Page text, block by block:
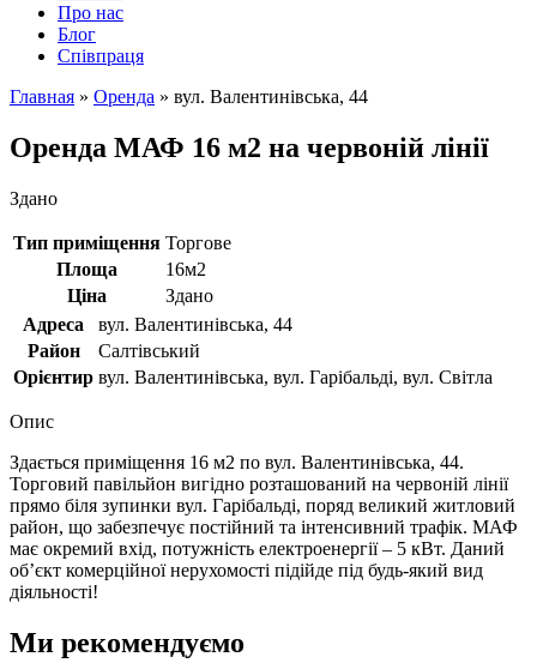
Про нас
Блог
Співпраця
Главная » Оренда » вул. Валентинівська, 44
Оренда МАФ 16 м2 на червоній лінії
Здано
Тип приміщення Торгове
Площа
16м2
Ціна
Здано
Адреса
вул. Валентинівська, 44
Район
Салтівський
Орієнтир вул. Валентинівська, вул. Гарібальді, вул. Світла
Опис
Здається приміщення 16 м2 по вул. Валентинівська, 44.
Торговий павільйон вигідно розташований на червоній лінії
прямо біля зупинки вул. Гарібальді, поряд великий житловий
район, що забезпечує постійний та інтенсивний трафік. МАФ
має окремий вхід, потужність електроенергії – 5 кВт. Даний
об’єкт комерційної нерухомості підійде під будь-який вид
діяльності!
Ми рекомендуємо